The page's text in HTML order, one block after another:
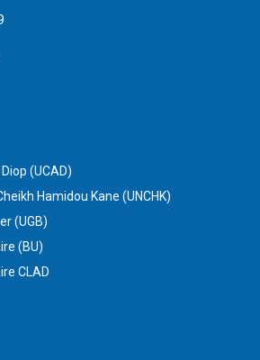
(UCAD)
Hamidou Kane (UNCHK)
(UGB)
(BU)
CLAD